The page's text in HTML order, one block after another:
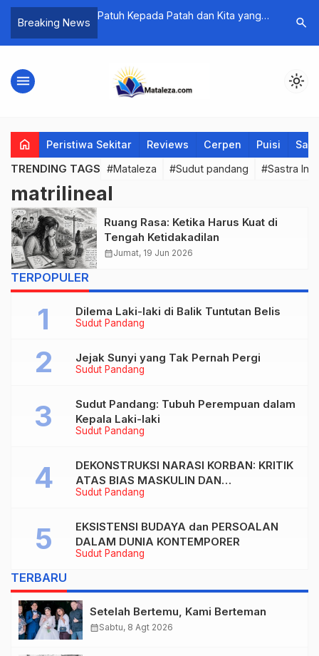
Breaking News
Seksual Digital:
Harold D.
Patuh Kepada Patah dan Kita yang
search
menu light_mode
home Peristiwa Sekitar Reviews Cerpen Puisi
TRENDING TAGS #Mataleza #Sudut pandang #Sastra
matrilineal
Ruang Rasa: Ketika Harus Kuat di
Tengah Ketidakadilan
calendar_monthJumat, 19 Jun 2026
TERPOPULER
Sudut Pandang
Dilema Laki-laki di Balik Tuntutan Belis
Sudut Pandang
Jejak Sunyi yang Tak Pernah Pergi
Sudut Pandang
Sudut Pandang: Tubuh Perempuan dalam
Kepala Laki-laki
Sudut Pandang
DEKONSTRUKSI NARASI KORBAN: KRITIK
ATAS BIAS MASKULIN DAN
OBJEKTIVIKASI PEREMPUAN DALAM
TUNTUTAN BELIS” KARYA AGUSTINUS
S. SASMITA
Sudut Pandang
EKSISTENSI BUDAYA dan PERSOALAN
DALAM DUNIA KONTEMPORER
TERBARU
Setelah Bertemu, Kami Berteman
calendar_monthSabtu, 8 Agt 2026